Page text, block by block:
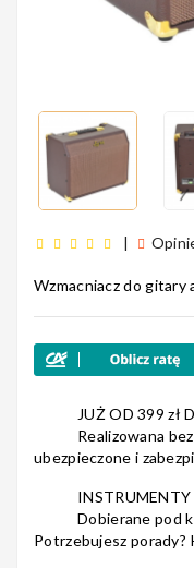
Instrumenty
Dla Dzieci
Nagłośnienie
Akcesoria
|
5
4
2
Wzmacniacz do gitary
JUŻ OD 399 zł
Realizowana
ubezpieczone i
INSTRUMENTY
Dobierane pod
Potrzebujesz porady?